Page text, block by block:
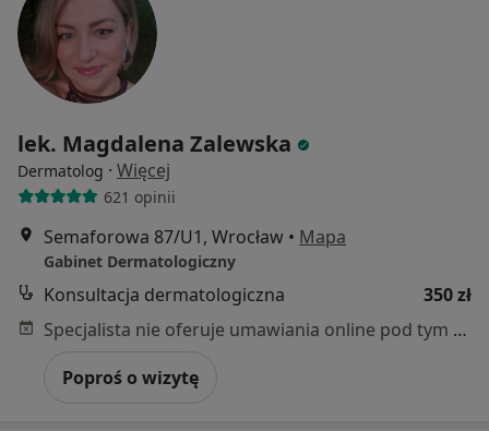
lek. Magdalena Zalewska
Dermatolog · Więcej
621 opinii
Semaforowa 87/U1, Wrocław • Mapa
Gabinet Dermatologiczny
Konsultacja dermatologiczna
350 zł
Specjalista nie oferuje umawiania online pod tym adresem.
Poproś o wizytę